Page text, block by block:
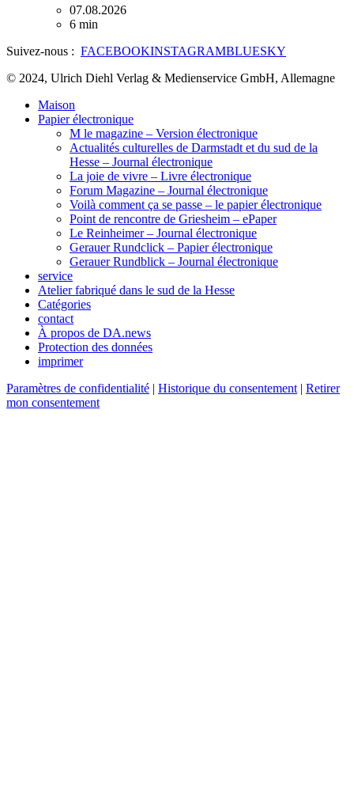
07.08.2026
6 min
Suivez-nous : FACEBOOKINSTAGRAMBLUESKY
© 2024, Ulrich Diehl Verlag & Medienservice GmbH, Allemagne
Maison
Papier électronique
M le magazine – Version électronique
Actualités culturelles de Darmstadt et du sud de la
Hesse – Journal électronique
La joie de vivre – Livre électronique
Forum Magazine – Journal électronique
Voilà comment ça se passe – le papier électronique
Point de rencontre de Griesheim – ePaper
Le Reinheimer – Journal électronique
Gerauer Rundclick – Papier électronique
Gerauer Rundblick – Journal électronique
service
Atelier fabriqué dans le sud de la Hesse
Catégories
contact
À propos de DA.news
Protection des données
imprimer
Paramètres de confidentialité | Historique du consentement | Retirer
mon consentement